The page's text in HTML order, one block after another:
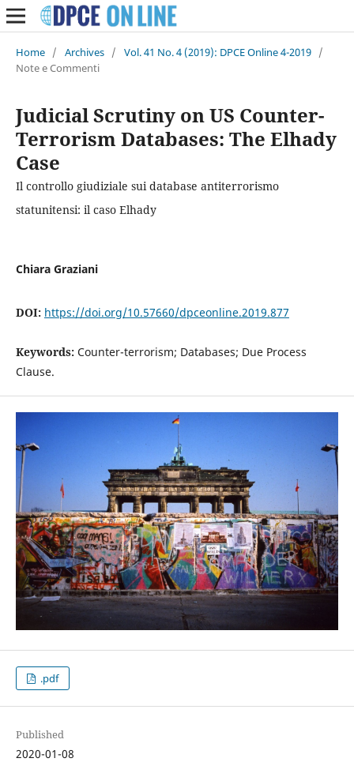
Home / Archives / Vol. 41 No. 4 (2019): DPCE Online 4-2019 /
Note e Commenti
Judicial Scrutiny on US Counter-
Terrorism Databases: The Elhady
Case
Il controllo giudiziale sui database antiterrorismo
statunitensi: il caso Elhady
Chiara Graziani
DOI: https://doi.org/10.57660/dpceonline.2019.877
Keywords: Counter-terrorism; Databases; Due Process
Clause.
.pdf
Published
2020-01-08